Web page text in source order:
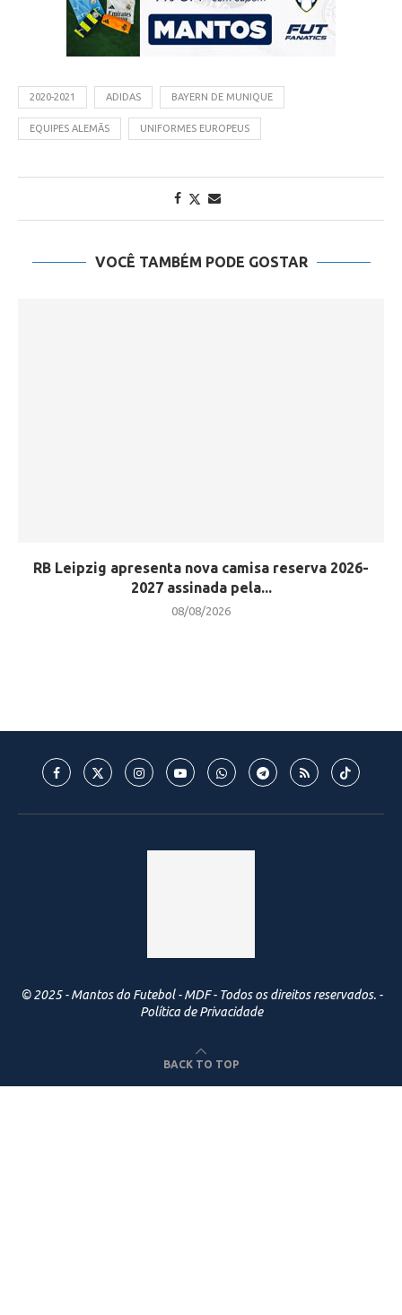
2020-2021 ADIDAS BAYERN DE MUNIQUE
EQUIPES ALEMÃS UNIFORMES EUROPEUS
VOCÊ TAMBÉM PODE GOSTAR
RB Leipzig apresenta nova camisa reserva 2026-
2027 assinada pela...
08/08/2026
© 2025 - Mantos do Futebol - MDF - Todos os direitos reservados. -
Política de Privacidade
BACK TO TOP